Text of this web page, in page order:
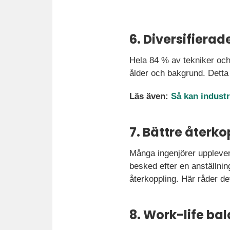
6.
Hela 84 % av tekniker
ålder och bakgrund.
Läs även: Så kan
7. Bättre
Många ingenjörer
besked efter en
återkoppling. Här råder
8. Work-life